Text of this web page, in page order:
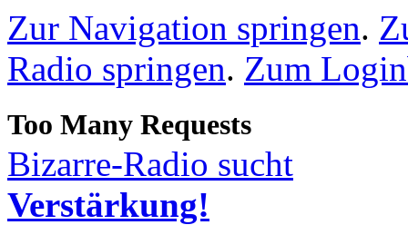
Zur Navigation springen.
Radio springen. Zum
Bizarre-Radio sucht
Verstärkung!